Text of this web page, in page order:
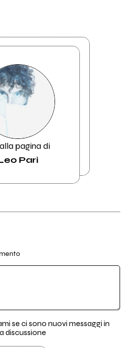
pagina di
Pari
se ci sono nuovi messaggi in
discussione